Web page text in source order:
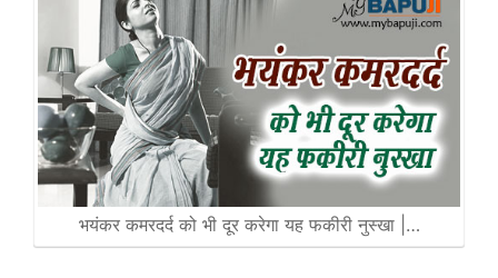
भयंकर कमरदर्द को भी दूर करेगा यह फकीरी नुस्खा |…